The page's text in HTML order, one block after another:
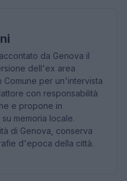
da Genova il
dell'ex area
Comune per un'intervista
con responsabilità
e propone in
memoria locale.
di Genova, conserva
d'epoca della città.